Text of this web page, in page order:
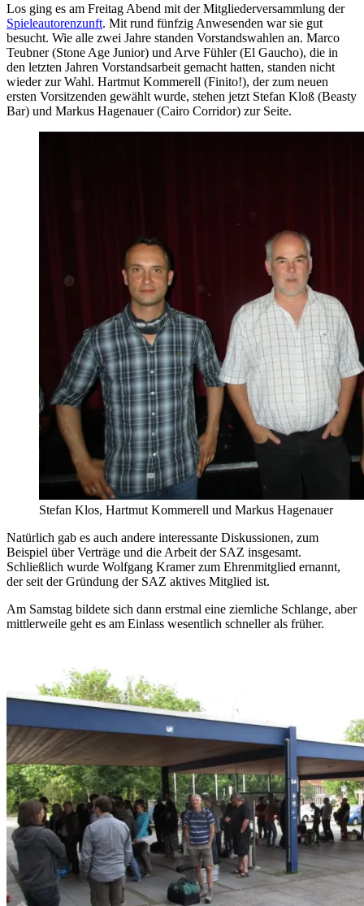
Los ging es am Freitag Abend mit der Mitgliederversammlung der
Spieleautorenzunft. Mit rund fünfzig Anwesenden war sie gut
besucht. Wie alle zwei Jahre standen Vorstandswahlen an. Marco
Teubner (Stone Age Junior) und Arve Fühler (El Gaucho), die in
den letzten Jahren Vorstandsarbeit gemacht hatten, standen nicht
wieder zur Wahl. Hartmut Kommerell (Finito!), der zum neuen
ersten Vorsitzenden gewählt wurde, stehen jetzt Stefan Kloß (Beasty
Bar) und Markus Hagenauer (Cairo Corridor) zur Seite.
Stefan Klos, Hartmut Kommerell und Markus Hagenauer
Natürlich gab es auch andere interessante Diskussionen, zum
Beispiel über Verträge und die Arbeit der SAZ insgesamt.
Schließlich wurde Wolfgang Kramer zum Ehrenmitglied ernannt,
der seit der Gründung der SAZ aktives Mitglied ist.
Am Samstag bildete sich dann erstmal eine ziemliche Schlange, aber
mittlerweile geht es am Einlass wesentlich schneller als früher.